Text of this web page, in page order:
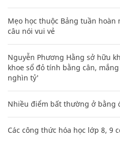
Mẹo học thuộc Bảng tuần
câu nói vui vẻ
Nguyễn Phương Hằng sở hữu
khoe sổ đỏ tính bằng cân,
nghìn tỷ'
Nhiều điểm bất thường ở bằng
Các công thức hóa học lớp 8, 9